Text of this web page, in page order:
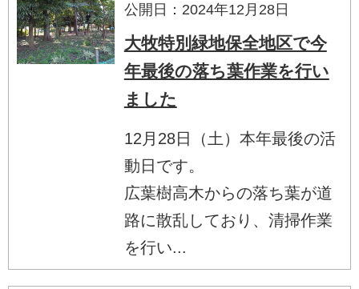
公開日：2024年12月28日
大牧特別緑地保全地区で今
年最後の落ち葉作業を行い
ました
12月28日（土）本年最後の活
動日です。
広葉樹高木からの落ち葉が道
路に散乱しており、清掃作業
を行い...